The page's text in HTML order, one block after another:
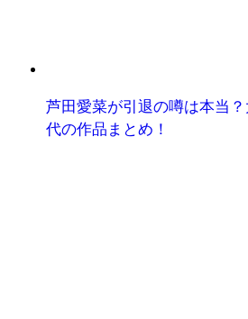
芦田愛菜が引退の噂は本当
代の作品まとめ！